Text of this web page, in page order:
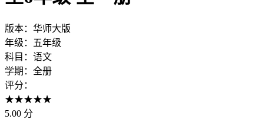
版本： 华师大版
年级：
五年级
科目： 语文
学期： 全册
评分：
★★★★★
5.00 分